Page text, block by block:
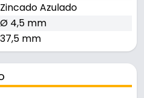
Zincado Azulado
Ø 4,5 mm
37,5 mm